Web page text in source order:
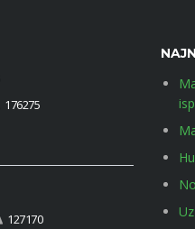
176275
127170